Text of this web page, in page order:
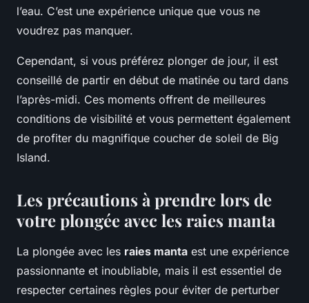
l’eau. C’est une expérience unique que vous ne
voudrez pas manquer.
Cependant, si vous préférez plonger de jour, il est
conseillé de partir en début de matinée ou tard dans
l’après-midi. Ces moments offrent de meilleures
conditions de visibilité et vous permettent également
de profiter du magnifique coucher de soleil de Big
Island.
Les précautions à prendre lors de
votre plongée avec les raies manta
La plongée avec les raies manta est une expérience
passionnante et inoubliable, mais il est essentiel de
respecter certaines règles pour éviter de perturber